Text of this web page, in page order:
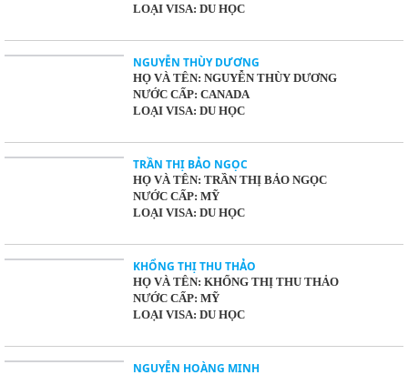
LOẠI VISA: DU HỌC
NGUYỄN THÙY DƯƠNG
HỌ VÀ TÊN: NGUYỄN THÙY DƯƠNG
NƯỚC CẤP: CANADA
LOẠI VISA: DU HỌC
TRẦN THỊ BẢO NGỌC
HỌ VÀ TÊN: TRẦN THỊ BẢO NGỌC
NƯỚC CẤP: MỸ
LOẠI VISA: DU HỌC
KHỔNG THỊ THU THẢO
HỌ VÀ TÊN: KHỔNG THỊ THU THẢO
NƯỚC CẤP: MỸ
LOẠI VISA: DU HỌC
NGUYỄN HOÀNG MINH